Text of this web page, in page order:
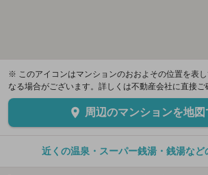
※ このアイコンはマンションのおおよその位置を表
なる場合がございます。詳しくは不動産会社に直接ご
周辺のマンションを地
近くの温泉・スーパー銭湯・銭湯など